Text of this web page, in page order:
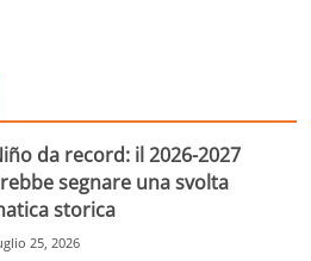
da record: il 2026-2027
segnare una svolta
storica
25, 2026